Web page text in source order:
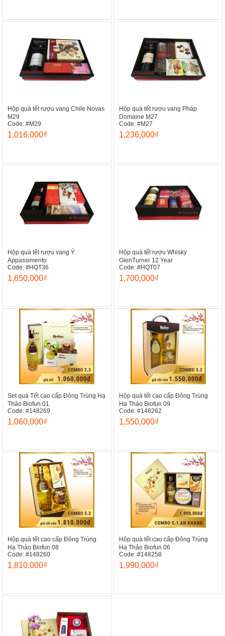
Hộp quà tết rượu vang Chile Novas
M29
Code: #M29
1,016,000₫
Hộp quà tết rượu vang Pháp
Domaine M27
Code: #M27
1,236,000₫
Hộp quà tết rượu vang Ý
Appassimento
Code: #HQT36
1,650,000₫
Hộp quà tết rượu Whisky
GlenTurner 12 Year
Code: #HQT07
1,700,000₫
Set quà Tết cao cấp Đông Trùng Hạ
Thảo Biofun 01
Code: #148269
1,060,000₫
Hộp quà tết cao cấp Đông Trùng
Hạ Thảo Biofun 09
Code: #148262
1,550,000₫
Hộp quà tết cao cấp Đông Trùng
Hạ Thảo Biofun 08
Code: #148260
1,810,000₫
Hộp quà tết cao cấp Đông Trùng
Hạ Thảo Biofun 06
Code: #148258
1,990,000₫